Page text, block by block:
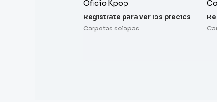
Oficio Kpop
Registrate para ver los precios
Carpetas solapas